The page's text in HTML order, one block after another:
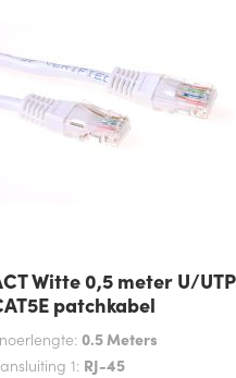
Witte 0,5 meter U/UTP
patchkabel
0.5 Meters
1: RJ-45